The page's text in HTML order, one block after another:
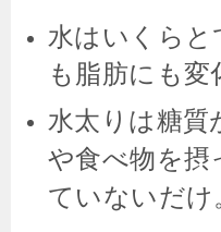
水はいくらと
も脂肪にも変
水太りは糖質
や食べ物を
ていないだけ